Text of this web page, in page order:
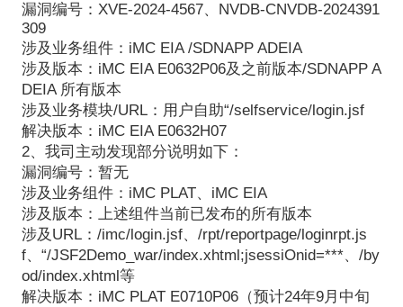
漏洞编号：XVE-2024-4567、NVDB-CNVDB-2024391
309
涉及业务组件：iMC EIA /SDNAPP ADEIA
涉及版本：iMC EIA E0632P06及之前版本/SDNAPP A
DEIA 所有版本
涉及业务模块/URL：用户自助“/selfservice/login.jsf
解决版本：iMC EIA E0632H07
2、我司主动发现部分说明如下：
漏洞编号：暂无
涉及业务组件：iMC PLAT、iMC EIA
涉及版本：上述组件当前已发布的所有版本
涉及URL：/imc/login.jsf、/rpt/reportpage/loginrpt.js
f、“/JSF2Demo_war/index.xhtml;jsessiOnid=***、/by
od/index.xhtml等
解决版本：iMC PLAT E0710P06（预计24年9月中旬